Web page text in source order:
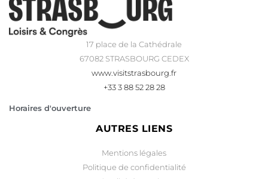
17 place de la Cathédrale
67082 STRASBOURG CEDEX
www.visitstrasbourg.fr
+33 3 88 52 28 28
Horaires d'ouverture
AUTRES LIENS
Mentions légales
Politique de confidentialité